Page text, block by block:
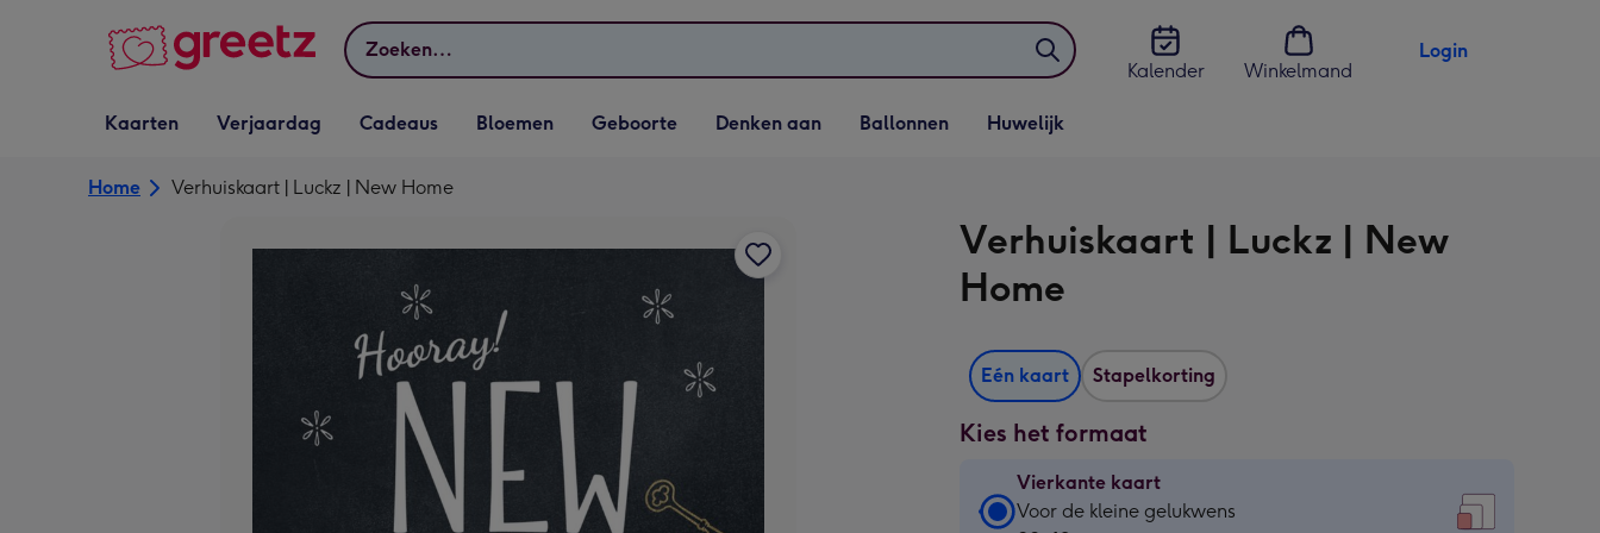
Zoeken
Kalender
Winkelmand
Login
Vervolgkeuzelijst
Kaarten openen
Kaarten
Vervolgkeuzelijst
Verjaardag openen
Verjaardag
Vervolgkeuzelijst
Cadeaus openen
Cadeaus
Vervolgkeuzelijst
Bloemen openen
Bloemen
Vervolgkeuzelijst
Geboorte openen
Geboorte
Vervolgkeuzelijst
Denken aan openen
Denken aan
Vervolgkeuzelijst
Ballonnen openen
Ballonnen
Vervolgkeuzelijst
Huwelijk openen
Huwelijk
Home Verhuiskaart | Luckz | New Home
Verhuiskaart | Luckz | New
Home
Eén kaart Stapelkorting
Kies het formaat
Vierkante kaart
Vierkante
Voor de kleine gelukwens